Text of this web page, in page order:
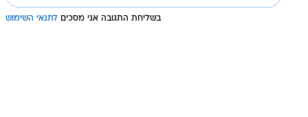
בשליחת התגובה אני מסכים לתנאי השימוש